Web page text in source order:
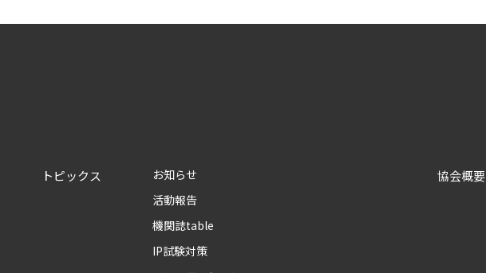
トピックス
お知らせ
活動報告
機関誌table
IP試験対策
協会概要